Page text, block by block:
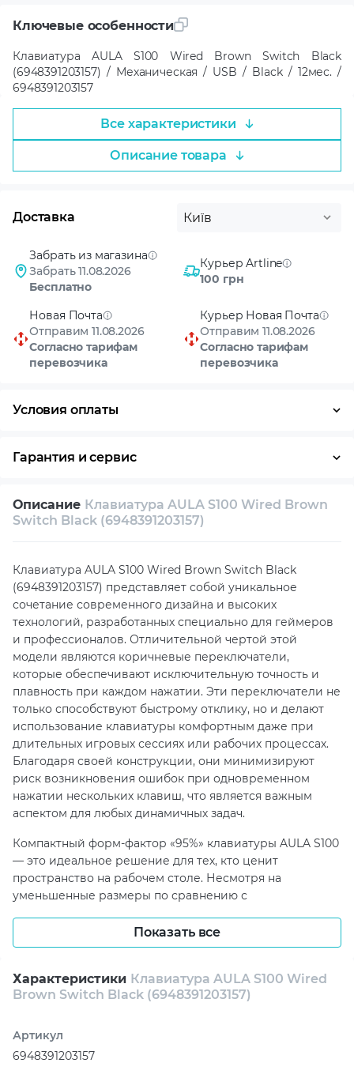
Ключевые особенности
Клавиатура AULA S100 Wired Brown Switch Black
(6948391203157) / Механическая / USB / Black / 12мес. /
6948391203157
Все характеристики
Описание товара
Доставка Київ
Забрать из магазина
Забрать 11.08.2026
Бесплатно
Курьер Artline
100 грн
Новая Почта
Отправим 11.08.2026
Согласно тарифам
перевозчика
Курьер Новая Почта
Отправим 11.08.2026
Согласно тарифам
перевозчика
Условия оплаты
Гарантия и сервис
Собственный сервисный центр
Описание Клавиатура AULA S100 Wired Brown
Switch Black (6948391203157)
Клавиатура AULA S100 Wired Brown Switch Black
(6948391203157) представляет собой уникальное
сочетание современного дизайна и высоких
технологий, разработанных специально для геймеров
и профессионалов. Отличительной чертой этой
модели являются коричневые переключатели,
которые обеспечивают исключительную точность и
плавность при каждом нажатии. Эти переключатели не
только способствуют быстрому отклику, но и делают
использование клавиатуры комфортным даже при
длительных игровых сессиях или рабочих процессах.
Благодаря своей конструкции, они минимизируют
риск возникновения ошибок при одновременном
нажатии нескольких клавиш, что является важным
аспектом для любых динамичных задач.
Компактный форм-фактор «95%» клавиатуры AULA S100
— это идеальное решение для тех, кто ценит
пространство на рабочем столе. Несмотря на
уменьшенные размеры по сравнению с
сохраняет все необходимые функциональные клавиши
и элементы управления. Это позволяет пользователю
захватывающими игровыми моментами, не испытывая
при этом дискомфорта от недостатка места.
Одним из ключевых преимуществ AULA S100 является
настроек горячих клавиш и комбинаций. Этот
Показать все
Характеристики Клавиатура AULA S100 Wired
Brown Switch Black (6948391203157)
Артикул
6948391203157